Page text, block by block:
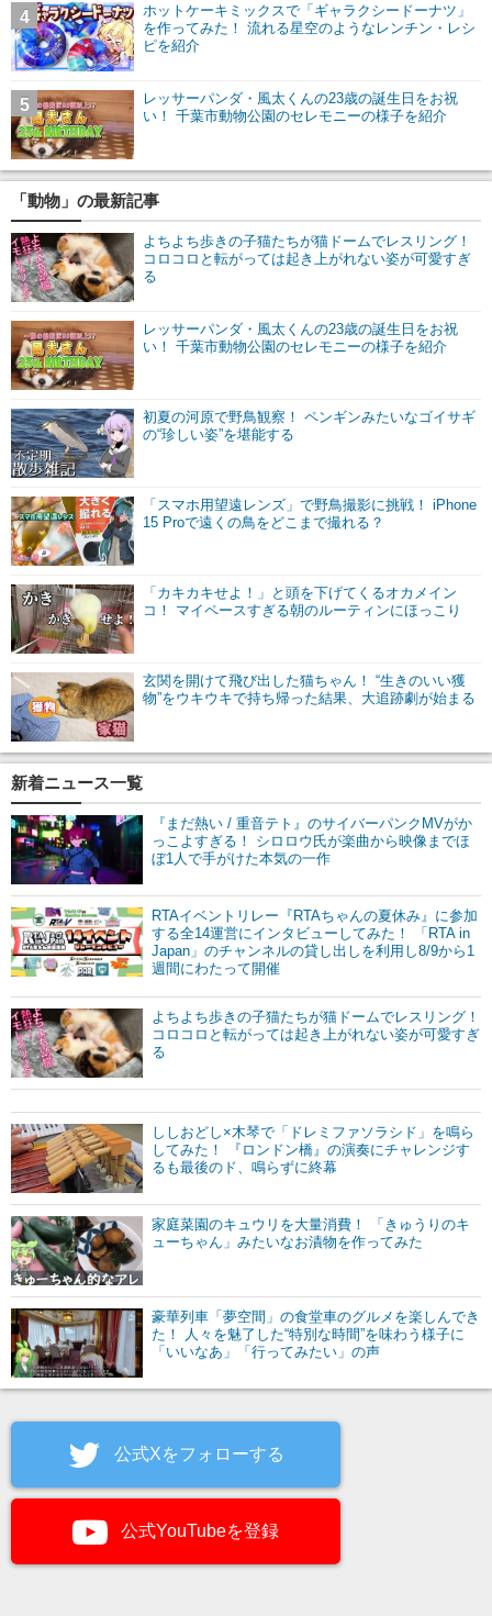
ホットケーキミックスで「ギャラクシードーナツ」
を作ってみた！ 流れる星空のようなレンチン・レシ
ピを紹介
4
レッサーパンダ・風太くんの23歳の誕生日をお祝
い！ 千葉市動物公園のセレモニーの様子を紹介
5
「動物」の最新記事
よちよち歩きの子猫たちが猫ドームでレスリング！
コロコロと転がっては起き上がれない姿が可愛すぎ
る
レッサーパンダ・風太くんの23歳の誕生日をお祝
い！ 千葉市動物公園のセレモニーの様子を紹介
初夏の河原で野鳥観察！ ペンギンみたいなゴイサギ
の“珍しい姿”を堪能する
「スマホ用望遠レンズ」で野鳥撮影に挑戦！ iPhone
15 Proで遠くの鳥をどこまで撮れる？
「カキカキせよ！」と頭を下げてくるオカメイン
コ！ マイペースすぎる朝のルーティンにほっこり
玄関を開けて飛び出した猫ちゃん！ “生きのいい獲
物”をウキウキで持ち帰った結果、大追跡劇が始まる
新着ニュース一覧
『まだ熱い / 重音テト』のサイバーパンクMVがか
っこよすぎる！ シロロウ氏が楽曲から映像までほ
ぼ1人で手がけた本気の一作
RTAイベントリレー『RTAちゃんの夏休み』に参加
する全14運営にインタビューしてみた！ 「RTA in
Japan」のチャンネルの貸し出しを利用し8/9から1
週間にわたって開催
よちよち歩きの子猫たちが猫ドームでレスリング！
コロコロと転がっては起き上がれない姿が可愛すぎ
る
ししおどし×木琴で「ドレミファソラシド」を鳴ら
してみた！ 『ロンドン橋』の演奏にチャレンジす
るも最後のド、鳴らずに終幕
家庭菜園のキュウリを大量消費！ 「きゅうりのキ
ューちゃん」みたいなお漬物を作ってみた
豪華列車「夢空間」の食堂車のグルメを楽しんでき
た！ 人々を魅了した“特別な時間”を味わう様子に
「いいなあ」「行ってみたい」の声
公式Xをフォローする
公式YouTubeを登録